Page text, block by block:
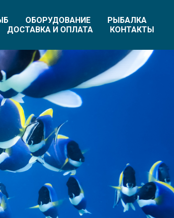
ОБОРУДОВАНИЕ
РЫБАЛКА
ДОСТАВКА И ОПЛАТА КОНТАКТЫ